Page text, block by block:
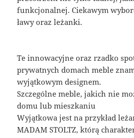
funkcjonalnej. Ciekawym
ławy oraz leżanki.
Te innowacyjne oraz rzadko
prywatnych domach meble
wyjątkowym designem.
Szczególne meble, jakich nie
domu lub mieszkaniu
Wyjątkowa jest na przykład
MADAM STOLTZ, którą